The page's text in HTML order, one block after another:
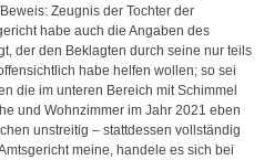
Zeugnis der Tochter der
habe auch die Angaben des
der den Beklagten durch seine nur teils
habe helfen wollen; so sei
die im unteren Bereich mit Schimmel
und Wohnzimmer im Jahr 2021 eben
unstreitig – stattdessen vollständig
meine, handele es sich bei